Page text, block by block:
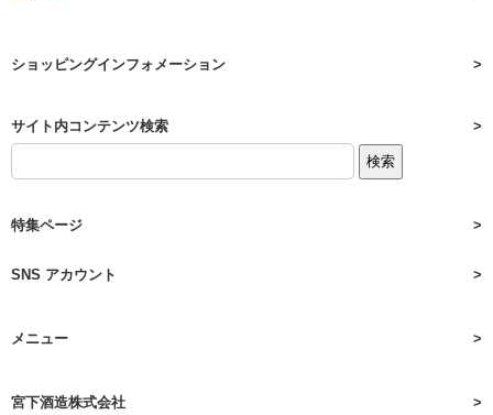
ショッピングインフォメーション
サイト内コンテンツ検索
特集ページ
SNS アカウント
メニュー
宮下酒造株式会社